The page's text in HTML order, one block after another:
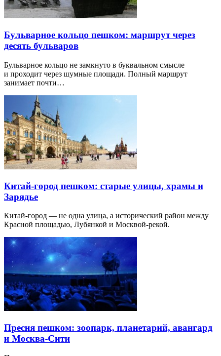
Бульварное кольцо пешком: маршрут через
десять бульваров
Бульварное кольцо не замкнуто в буквальном смысле
и проходит через шумные площади. Полный маршрут
занимает почти…
Китай-город пешком: старые улицы, храмы и
Зарядье
Китай-город — не одна улица, а исторический район между
Красной площадью, Лубянкой и Москвой-рекой.
Пресня пешком: зоопарк, планетарий, авангард
и Москва-Сити